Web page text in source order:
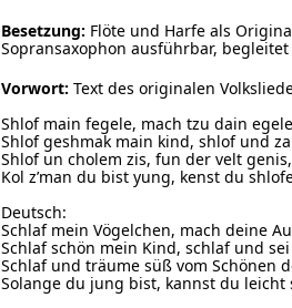
Besetzung: Flöte und Harfe als
Sopransaxophon ausführbar,
Vorwort: Text des originalen
Shlof main fegele, mach tzu dain
Shlof geshmak main kind, shlof und
Shlof un cholem zis, fun der velt
Kol z’man du bist yung, kenst du
Deutsch:
Schlaf mein Vögelchen, mach deine
Schlaf schön mein Kind, schlaf und
Schlaf und träume süß vom Schönen
Solange du jung bist, kannst du